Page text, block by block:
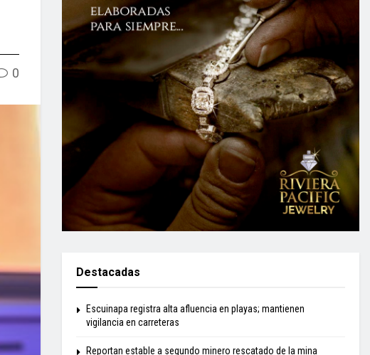
0
Destacadas
Escuinapa registra alta afluencia en playas; mantienen
vigilancia en carreteras
Reportan estable a segundo minero rescatado de la mina